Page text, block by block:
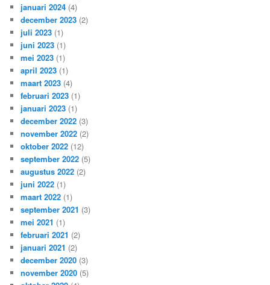
januari 2024 (4)
december 2023 (2)
juli 2023 (1)
juni 2023 (1)
mei 2023 (1)
april 2023 (1)
maart 2023 (4)
februari 2023 (1)
januari 2023 (1)
december 2022 (3)
november 2022 (2)
oktober 2022 (12)
september 2022 (5)
augustus 2022 (2)
juni 2022 (1)
maart 2022 (1)
september 2021 (3)
mei 2021 (1)
februari 2021 (2)
januari 2021 (2)
december 2020 (3)
november 2020 (5)